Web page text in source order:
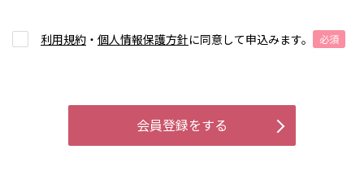
利用規約 ・ 個人情報保護方針に同意して申込みます。 必須
会員登録をする